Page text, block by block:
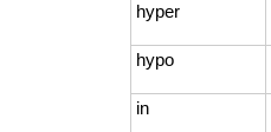
hyper
hypo
in